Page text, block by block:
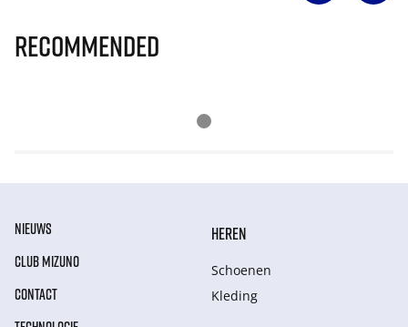
Recommended
NIEUWS
CLUB MIZUNO
CONTACT
HEREN
Schoenen
Kleding